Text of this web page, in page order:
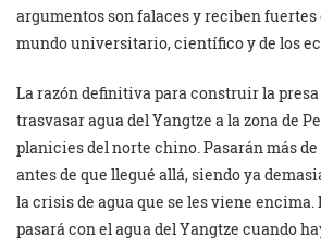
argumentos son falaces y reciben
mundo universitario, científico y de los
La razón definitiva para construir la
trasvasar agua del Yangtze a la zona de
planicies del norte chino. Pasarán más
antes de que llegué allá, siendo ya
la crisis de agua que se les viene encima.
pasará con el agua del Yangtze cuando